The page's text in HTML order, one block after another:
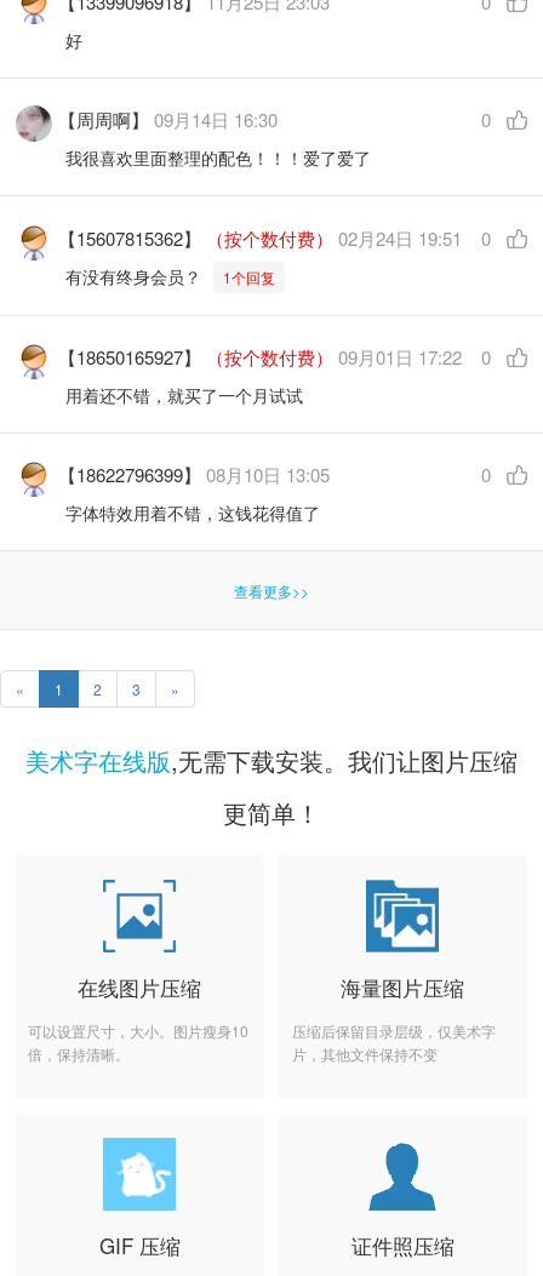
好
【周周啊】09月14日 16:30 0
我很喜欢里面整理的配色！！！爱了爱了
【15607815362】 （按个数付费） 02月24日 19:51 0
有没有终身会员？ 1个回复
【18650165927】 （按个数付费） 09月01日 17:22 0
用着还不错，就买了一个月试试
【18622796399】08月10日 13:05 0
字体特效用着不错，这钱花得值了
查看更多>>
« 1 2 3 »
美术字在线版,无需下载安装。我们让图片压缩
更简单！
在线图片压缩
可以设置尺寸，大小。图片瘦身10
倍，保持清晰。
海量图片压缩
压缩后保留目录层级，仅美术字
片，其他文件保持不变
GIF 压缩 证件照压缩